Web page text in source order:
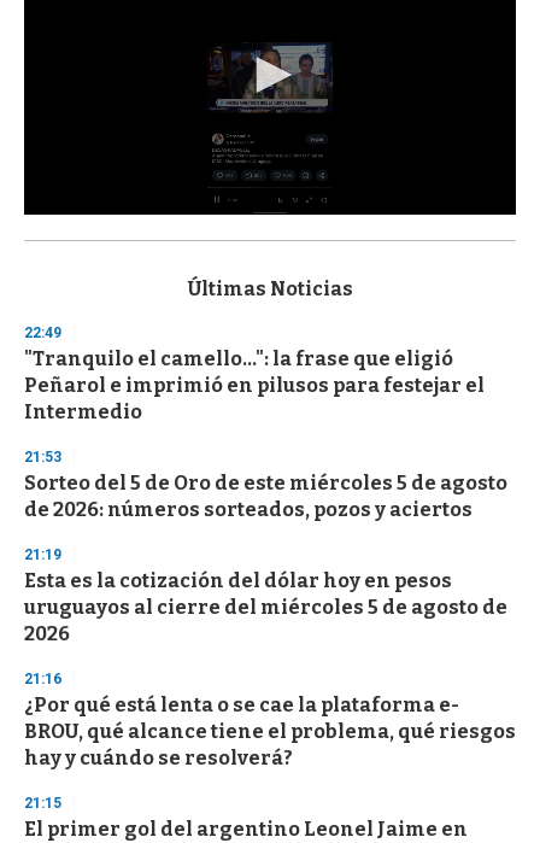
s
d
s
o
f
3
s
e
c
o
d
s
Últimas Noticias
22:49
"Tranquilo el camello...": la frase que eligió
Peñarol e imprimió en pilusos para festejar el
Intermedio
21:53
Sorteo del 5 de Oro de este miércoles 5 de agosto
de 2026: números sorteados, pozos y aciertos
21:19
Esta es la cotización del dólar hoy en pesos
uruguayos al cierre del miércoles 5 de agosto de
2026
21:16
¿Por qué está lenta o se cae la plataforma e-
BROU, qué alcance tiene el problema, qué riesgos
hay y cuándo se resolverá?
21:15
El primer gol del argentino Leonel Jaime en